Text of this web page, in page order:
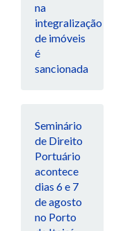
na
integralização
de imóveis
é
sancionada
Seminário
de Direito
Portuário
acontece
dias 6 e 7
de agosto
no Porto